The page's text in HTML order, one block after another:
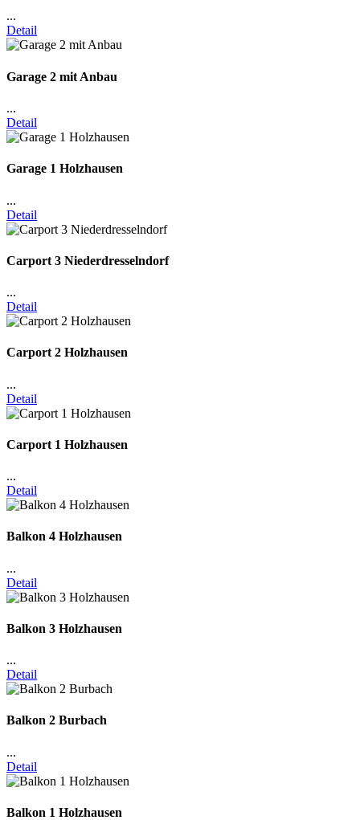
...
Detail
Garage 2 mit Anbau
...
Detail
Garage 1 Holzhausen
...
Detail
Carport 3 Niederdresselndorf
...
Detail
Carport 2 Holzhausen
...
Detail
Carport 1 Holzhausen
...
Detail
Balkon 4 Holzhausen
...
Detail
Balkon 3 Holzhausen
...
Detail
Balkon 2 Burbach
...
Detail
Balkon 1 Holzhausen